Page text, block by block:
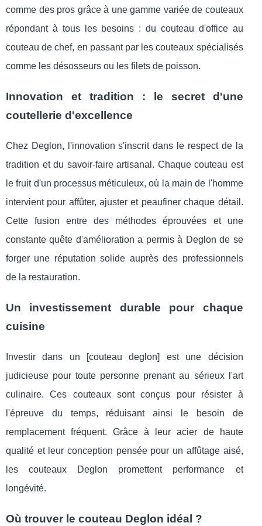
comme des pros grâce à une gamme variée de couteaux
répondant à tous les besoins : du couteau d'office au
couteau de chef, en passant par les couteaux spécialisés
comme les désosseurs ou les filets de poisson.
Innovation et tradition : le secret d'une
coutellerie d'excellence
Chez Deglon, l'innovation s'inscrit dans le respect de la
tradition et du savoir-faire artisanal. Chaque couteau est
le fruit d'un processus méticuleux, où la main de l'homme
intervient pour affûter, ajuster et peaufiner chaque détail.
Cette fusion entre des méthodes éprouvées et une
constante quête d'amélioration a permis à Deglon de se
forger une réputation solide auprès des professionnels
de la restauration.
Un investissement durable pour chaque
cuisine
Investir dans un [couteau deglon] est une décision
judicieuse pour toute personne prenant au sérieux l'art
culinaire. Ces couteaux sont conçus pour résister à
l'épreuve du temps, réduisant ainsi le besoin de
remplacement fréquent. Grâce à leur acier de haute
qualité et leur conception pensée pour un affûtage aisé,
les couteaux Deglon promettent performance et
longévité.
Où trouver le couteau Deglon idéal ?